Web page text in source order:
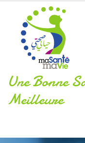
Une Bonne
Meilleure